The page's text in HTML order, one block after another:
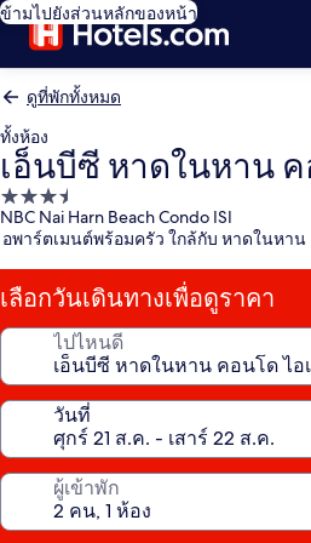
ข้ามไปยังส่วนหลักของหน้า
ดูที่พักทั้งหมด
ทั้งห้อง
เอ็นบีซี หาดในหาน ค
ที่พัก
3.5
NBC Nai Harn Beach Condo ISI
อพาร์ตเมนต์พร้อมครัว ใกล้กับ หาดในหาน
เลือกวันเดินทางเพื่อดูราคา
ไปไหนดี
วันที่
ผู้เข้าพัก